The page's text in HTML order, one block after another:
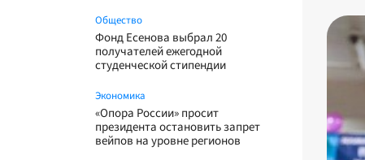
Общество
Фонд Есенова выбрал 20
получателей ежегодной
студенческой стипендии
Экономика
«Опора России» просит
президента остановить запрет
вейпов на уровне регионов